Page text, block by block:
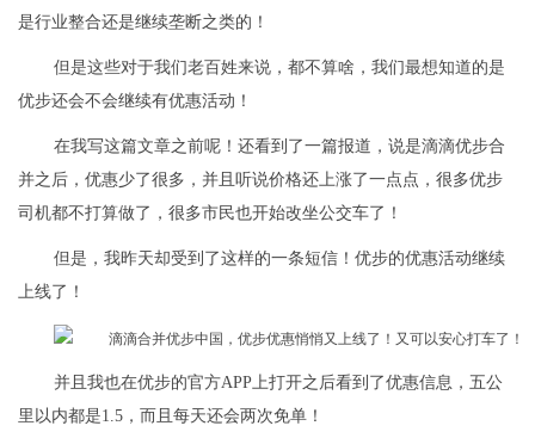
是行业整合还是继续垄断之类的！
但是这些对于我们老百姓来说，都不算啥，我们最想知道的是
优步还会不会继续有优惠活动！
在我写这篇文章之前呢！还看到了一篇报道，说是滴滴优步合
并之后，优惠少了很多，并且听说价格还上涨了一点点，很多优步
司机都不打算做了，很多市民也开始改坐公交车了！
但是，我昨天却受到了这样的一条短信！优步的优惠活动继续
上线了！
并且我也在优步的官方APP上打开之后看到了优惠信息，五公
里以内都是1.5，而且每天还会两次免单！